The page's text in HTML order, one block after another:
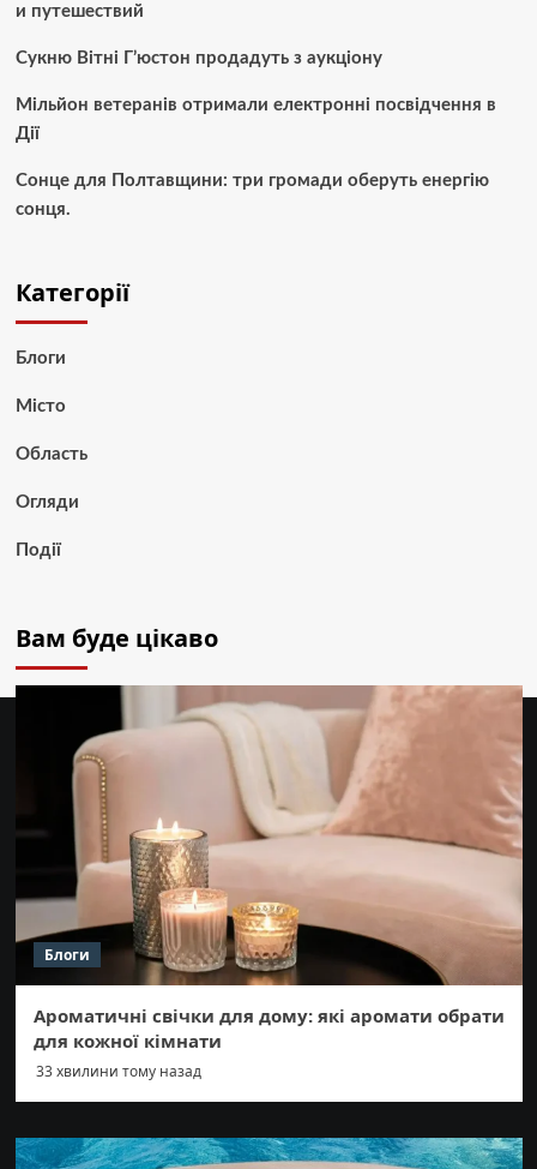
и путешествий
Сукню Вітні Г’юстон продадуть з аукціону
Мільйон ветеранів отримали електронні посвідчення в
Дії
Сонце для Полтавщини: три громади оберуть енергію
сонця.
Категорії
Блоги
Місто
Область
Огляди
Події
Вам буде цікаво
Блоги
Ароматичні свічки для дому: які аромати обрати
для кожної кімнати
33 хвилини тому назад